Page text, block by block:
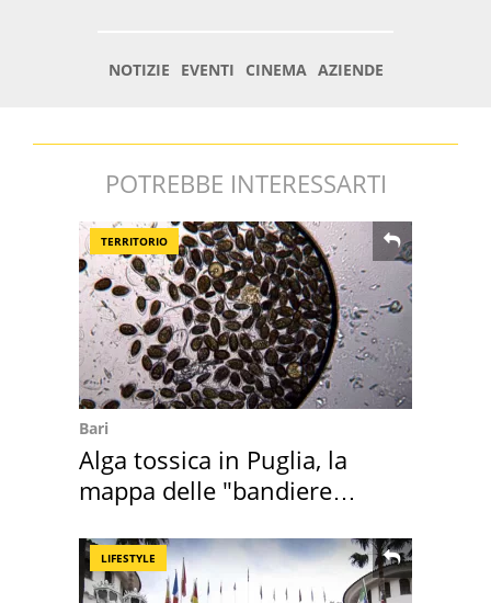
POTREBBE INTERESSARTI
TERRITORIO
Bari
Alga tossica in Puglia, la
mappa delle "bandiere
LIFESTYLE